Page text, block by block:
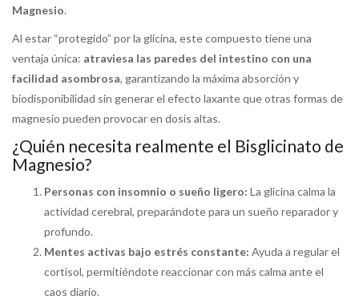
Magnesio.
Al estar “protegido” por la glicina, este compuesto tiene una
ventaja única: atraviesa las paredes del intestino con una
facilidad asombrosa, garantizando la máxima absorción y
biodisponibilidad sin generar el efecto laxante que otras formas de
magnesio pueden provocar en dosis altas.
¿Quién necesita realmente el Bisglicinato de
Magnesio?
Personas con insomnio o sueño ligero: La glicina calma la
actividad cerebral, preparándote para un sueño reparador y
profundo.
Mentes activas bajo estrés constante: Ayuda a regular el
cortisol, permitiéndote reaccionar con más calma ante el
caos diario.